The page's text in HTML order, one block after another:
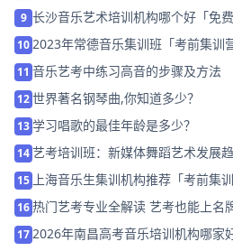
9 长沙音乐艺术培训机构哪个好「免费
102023年常德音乐集训班「考前集训
11 音乐艺考中练习高音的步骤及方法
12世界著名钢琴曲,你知道多少？
13学习唱歌的最佳年龄是多少？
14艺考培训班：新媒体舞蹈艺术发展
15 上海音乐生集训机构推荐「考前集
16热门艺考专业全解读 艺考也能上名
172026年南昌高考音乐培训机构哪家